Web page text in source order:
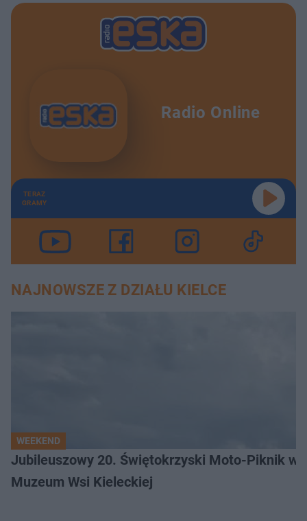
Radio Online
TERAZ
GRAMY
NAJNOWSZE Z DZIAŁU KIELCE
WEEKEND
Jubileuszowy 20. Świętokrzyski Moto-Piknik w
Muzeum Wsi Kieleckiej